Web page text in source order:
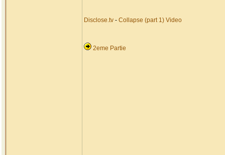
Disclose.tv - Collapse (part 1) Video
2eme Partie